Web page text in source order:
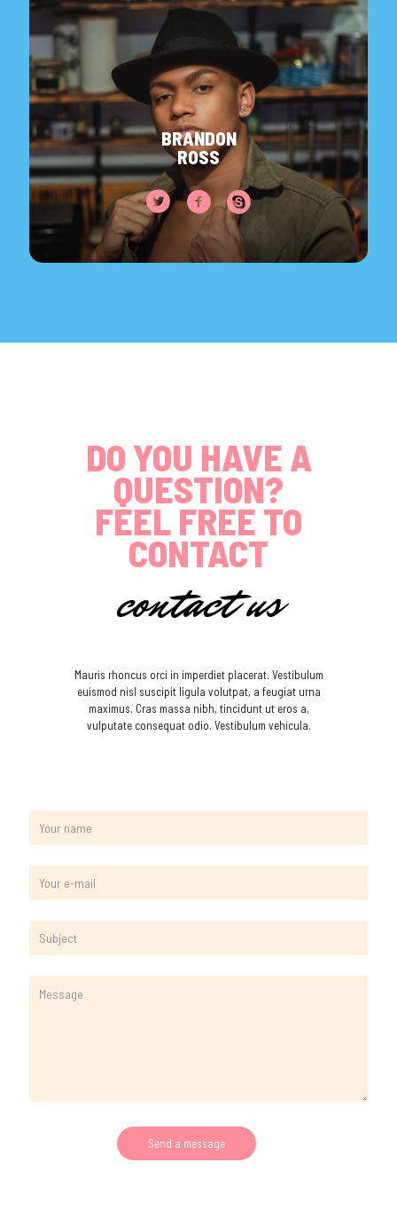
BRANDON
ROSS
DO YOU HAVE A
QUESTION?
FEEL FREE TO
CONTACT
contact us
Mauris rhoncus orci in imperdiet placerat. Vestibulum
euismod nisl suscipit ligula volutpat, a feugiat urna
maximus. Cras massa nibh, tincidunt ut eros a,
vulputate consequat odio. Vestibulum vehicula.